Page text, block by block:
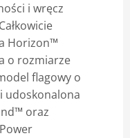
i wręcz
Horizon™
o rozmiarze
flagowy o
udoskonalona
oraz